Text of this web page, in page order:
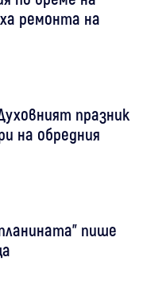
ремонта на
празник
на обредния
пише